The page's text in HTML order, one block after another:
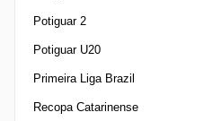
Potiguar 2
Potiguar U20
Primeira Liga Brazil
Recopa Catarinense